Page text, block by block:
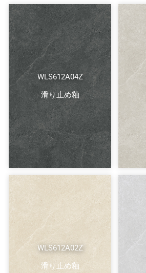
WLS612A04Z
滑り止め釉
WLS612A02Z
滑り止め釉